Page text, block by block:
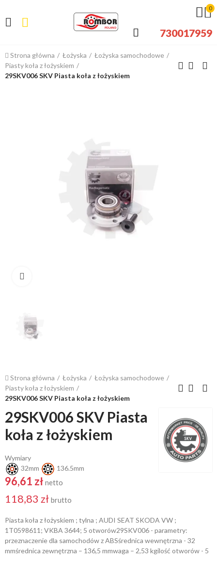
0
730017959
Strona główna Łożyska
Łożyska samochodowe
Piasty koła z łożyskiem
29SKV006 SKV Piasta koła z łożyskiem
Strona główna Łożyska
Łożyska samochodowe
Piasty koła z łożyskiem
29SKV006 SKV Piasta koła z łożyskiem
29SKV006 SKV Piasta
koła z łożyskiem
Wymiary
32mm
136.5mm
96,61 zł netto
118,83 zł brutto
Piasta koła z łożyskiem ; tylna ; AUDI SEAT SKODA VW ;
1T0598611; VKBA 3644; 5 otworów29SKV006 - parametry:
przeznaczenie dla samochodów z ABSśrednica wewnętrzna - 32
mmśrednica zewnętrzna – 136,5 mmwaga – 2,53 kgilość otworów - 5